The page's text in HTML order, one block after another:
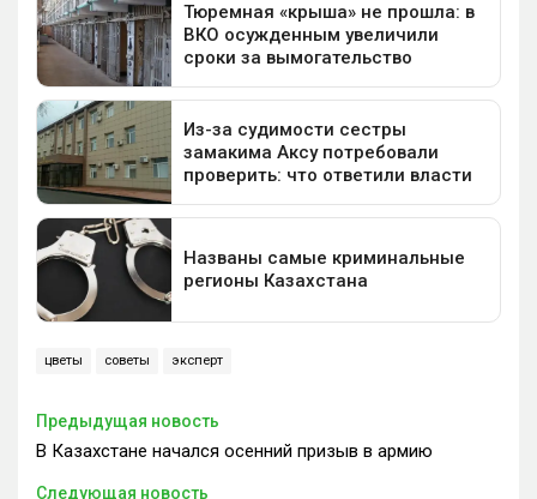
цветы советы эксперт
Предыдущая новость
В Казахстане начался осенний призыв в армию
Следующая новость